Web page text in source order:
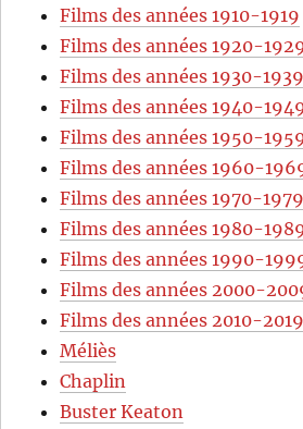
Films des années 1910-1919
Films des années 1920-
Films des années 1930-1939
Films des années 1940-
Films des années 1950-
Films des années 1960-
Films des années 1970-1979
Films des années 1980-
Films des années 1990-
Films des années 2000-
Films des années 2010-2019
Méliès
Chaplin
Buster Keaton